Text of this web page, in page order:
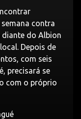
contra
diante do Albion
Depois de
com seis
precisará se
com o próprio